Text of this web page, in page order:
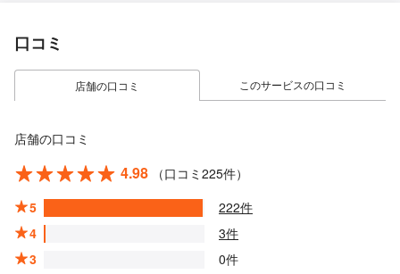
口コミ
店舗の口コミ このサービスの口コミ
店舗の口コミ
4.98
（口コミ225件）
5
222件
4
3件
3
0件